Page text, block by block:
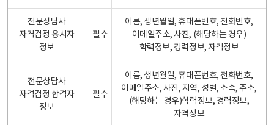
전문상담사
자격검정 응시자
정보
필수
이름, 생년월일, 휴대폰번호, 전화번호,
이메일주소, 사진, (해당하는 경우)
학력정보, 경력정보, 자격정보
전문상담사
자격검정 합격자
정보
필수
이름, 생년월일, 휴대폰번호, 전화번호,
이메일주소, 사진, 지역, 성별, 소속, 주소,
(해당하는 경우)학력정보, 경력정보,
자격정보